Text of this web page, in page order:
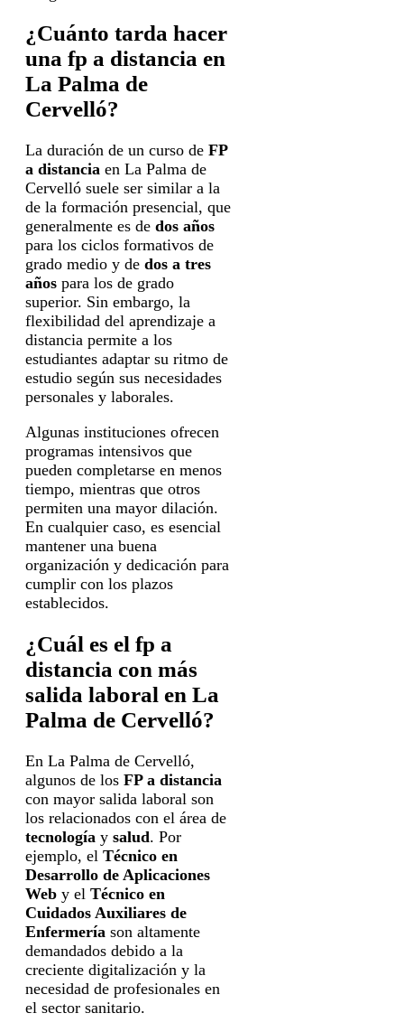
¿Cuánto tarda hacer
una fp a distancia en
La Palma de
Cervelló?
La duración de un curso de FP
a distancia en La Palma de
Cervelló suele ser similar a la
de la formación presencial, que
generalmente es de dos años
para los ciclos formativos de
grado medio y de dos a tres
años para los de grado
superior. Sin embargo, la
flexibilidad del aprendizaje a
distancia permite a los
estudiantes adaptar su ritmo de
estudio según sus necesidades
personales y laborales.
Algunas instituciones ofrecen
programas intensivos que
pueden completarse en menos
tiempo, mientras que otros
permiten una mayor dilación.
En cualquier caso, es esencial
mantener una buena
organización y dedicación para
cumplir con los plazos
establecidos.
¿Cuál es el fp a
distancia con más
salida laboral en La
Palma de Cervelló?
En La Palma de Cervelló,
algunos de los FP a distancia
con mayor salida laboral son
los relacionados con el área de
tecnología y salud. Por
ejemplo, el Técnico en
Desarrollo de Aplicaciones
Web y el Técnico en
Cuidados Auxiliares de
Enfermería son altamente
demandados debido a la
creciente digitalización y la
necesidad de profesionales en
el sector sanitario.